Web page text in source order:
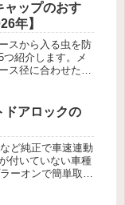
ャップのおす
年】
スから入る虫を防
つ紹介します。メ
ス径に合わせた選
ドアロックの
ど純正で車速連動
付いていない車種
ーオンで簡単取り